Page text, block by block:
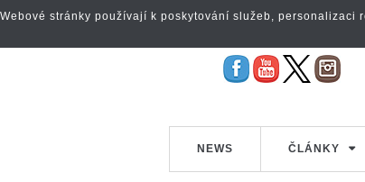
NEWS ČLÁNKY
Webové stránky používají k poskytování služeb,